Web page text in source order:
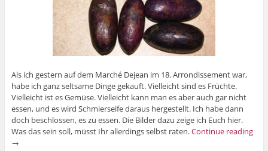
Als ich gestern auf dem Marché Dejean im 18. Arrondissement war,
habe ich ganz seltsame Dinge gekauft. Vielleicht sind es Früchte.
Vielleicht ist es Gemüse. Vielleicht kann man es aber auch gar nicht
essen, und es wird Schmierseife daraus hergestellt. Ich habe dann
doch beschlossen, es zu essen. Die Bilder dazu zeige ich Euch hier.
Was das sein soll, müsst Ihr allerdings selbst raten.Continue reading
→